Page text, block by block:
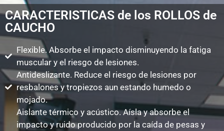
CARACTERISTICAS de los ROLLOS de
CAUCHO
Flexible. Absorbe el impacto disminuyendo la fatiga
muscular y el riesgo de lesiones.
Antideslizante. Reduce el riesgo de lesiones por
resbalones y tropiezos aun estando humedo o
mojado.
Aislante térmico y acústico. Aísla y absorbe el
impacto y ruido producido por la caída de pesas y